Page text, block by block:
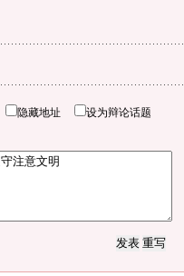
隐藏地址 设为辩论话题